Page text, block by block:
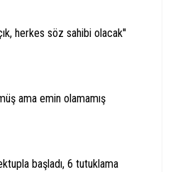
herkes söz sahibi olacak''
ama emin olamamış
başladı, 6 tutuklama